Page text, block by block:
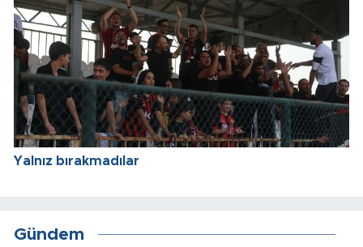
Yalnız bırakmadılar
Gündem